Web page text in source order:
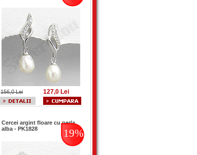
156,0 Lei 127,0 Lei
Cercei argint floare cu perla
alba - PK1828
19%